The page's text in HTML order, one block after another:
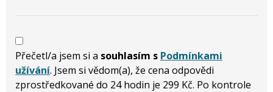
Přečetl/a jsem si a souhlasím s Podmínkami
užívání. Jsem si vědom(a), že cena odpovědi
zprostředkované do 24 hodin je 299 Kč. Po kontrole